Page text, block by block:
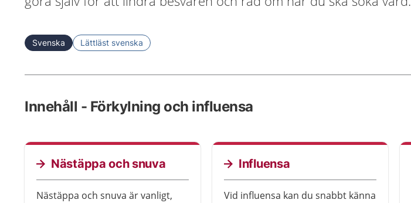
Svenska Lättläst svenska
Innehåll - Förkylning och influensa
Nästäppa och snuva
Nästäppa och snuva är vanligt,
Influensa
Vid influensa kan du snabbt känna